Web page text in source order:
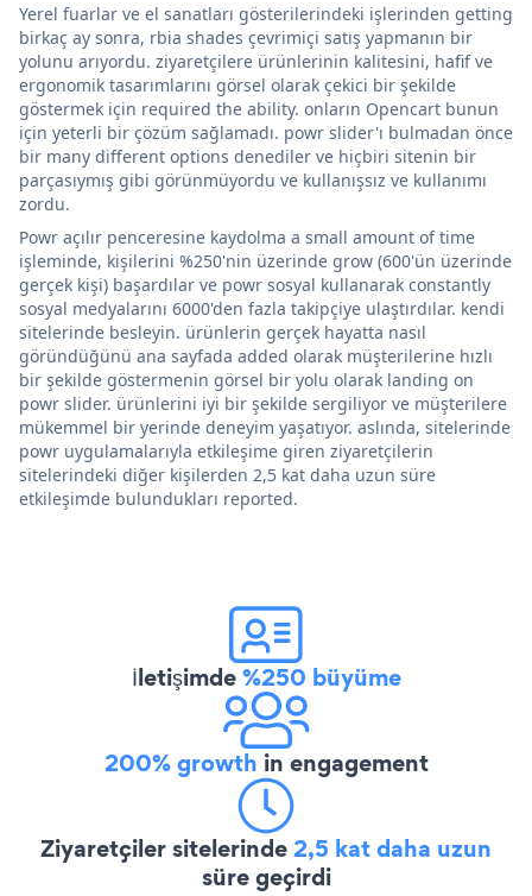
Yerel fuarlar ve el sanatları gösterilerindeki işlerinden getting
birkaç ay sonra, rbia shades çevrimiçi satış yapmanın bir
yolunu arıyordu. ziyaretçilere ürünlerinin kalitesini, hafif ve
ergonomik tasarımlarını görsel olarak çekici bir şekilde
göstermek için required the ability. onların Opencart bunun
için yeterli bir çözüm sağlamadı. powr slider'ı bulmadan önce
bir many different options denediler ve hiçbiri sitenin bir
parçasıymış gibi görünmüyordu ve kullanışsız ve kullanımı
zordu.
Powr açılır penceresine kaydolma a small amount of time
işleminde, kişilerini %250'nin üzerinde grow (600'ün üzerinde
gerçek kişi) başardılar ve powr sosyal kullanarak constantly
sosyal medyalarını 6000'den fazla takipçiye ulaştırdılar. kendi
sitelerinde besleyin. ürünlerin gerçek hayatta nasıl
göründüğünü ana sayfada added olarak müşterilerine hızlı
bir şekilde göstermenin görsel bir yolu olarak landing on
powr slider. ürünlerini iyi bir şekilde sergiliyor ve müşterilere
mükemmel bir yerinde deneyim yaşatıyor. aslında, sitelerinde
powr uygulamalarıyla etkileşime giren ziyaretçilerin
sitelerindeki diğer kişilerden 2,5 kat daha uzun süre
etkileşimde bulundukları reported.
İletişimde%250 büyüme
200% growth in engagement
Ziyaretçiler sitelerinde2,5 kat daha uzun
süre geçirdi